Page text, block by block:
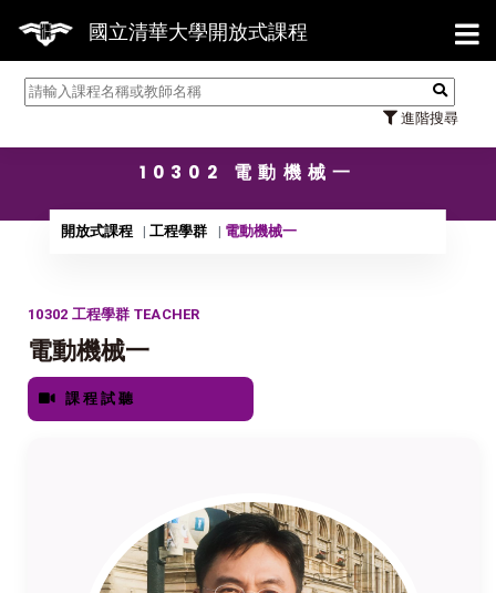
國立清華大學開放式課程
進階搜尋
【7/
10302 電動機械一
開放式課程 工程學群 電動機械一
10302 工程學群 TEACHER
電動機械一
課程試聽